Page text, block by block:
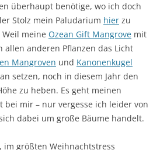
überhaupt benötige, wo ich doch
Stolz mein Paludarium hier zu
Weil meine Ozean Gift Mangrove mit
allen anderen Pflanzen das Licht
Mangroven und Kanonenkugel
setzen, noch in diesem Jahr den
zu heben. Es geht meinen
bei mir – nur vergesse ich leider von
dabei um große Bäume handelt.
im größten Weihnachtstress